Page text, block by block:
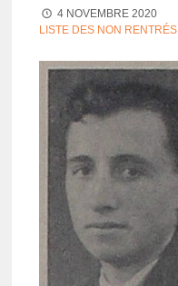
4 NOVEMBRE 2020
LISTE DES NON RENTRÉS